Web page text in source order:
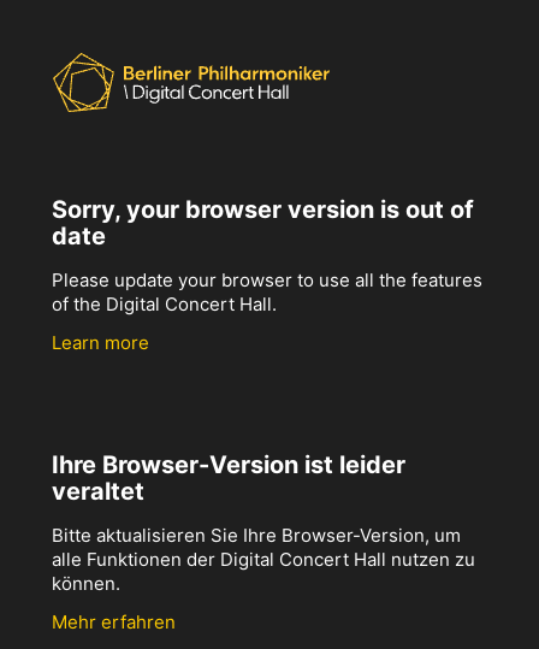
Sorry, your browser version is out of
date
Please update your browser to use all the features
of the Digital Concert Hall.
Learn more
Ihre Browser-Version ist leider
veraltet
Bitte aktualisieren Sie Ihre Browser-Version, um
alle Funktionen der Digital Concert Hall nutzen zu
können.
Mehr erfahren